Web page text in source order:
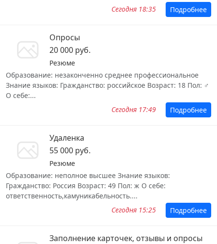
Сегодня 18:35
Подробнее
Опросы
20 000 руб.
Резюме
Образование: незаконченно среднее профессиональное
Знание языков: Гражданство: российское Возраст: 18 Пол: ♂️
О себе:...
Сегодня 17:49
Подробнее
Удаленка
55 000 руб.
Резюме
Образование: неполное высшее Знание языков:
Гражданство: Россия Возраст: 49 Пол: ж О себе:
ответственность,камуникабельность....
Сегодня 15:25
Подробнее
Заполнение карточек, отзывы и опросы